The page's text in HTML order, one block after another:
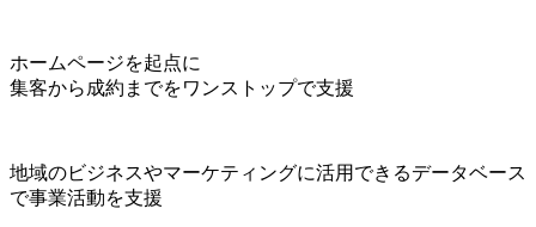
ホームページを起点に
集客から成約までをワンストップで支援
地域のビジネスやマーケティングに活用できるデータベース
で事業活動を支援